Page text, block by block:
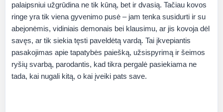
palaipsniui užgrūdina ne tik kūną, bet ir dvasią. Tačiau kovos
ringe yra tik viena gyvenimo pusė – jam tenka susidurti ir su
abejonėmis, vidiniais demonais bei klausimu, ar jis kovoja dėl
savęs, ar tik siekia tęsti paveldėtą vardą. Tai įkvepiantis
pasakojimas apie tapatybės paiešką, užsispyrimą ir šeimos
ryšių svarbą, parodantis, kad tikra pergalė pasiekiama ne
tada, kai nugali kitą, o kai įveiki pats save.